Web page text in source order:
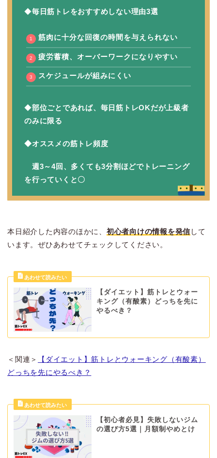
◆毎日筋トレをおすすめしない理由3選
筋肉に十分な回復の時間を与えられない
疲労蓄積、オーバーワークになりやすい
スケジュールが組みにくい
◆部位ごとであれば、毎日筋トレOKだが上級者
のみに限る
◆オススメの筋トレ頻度
週3～4回、多くても3分割ほどでトレーニング
を行っていくと〇
本日紹介した内容のほかに、 初心者向けの情報を発信して
います。ぜひあわせてチェックしてください。
【ダイエット】筋トレとウォー
キング（有酸素）どっちを先に
やるべき？
＜関連＞
【ダイエット】筋トレとウォーキング（有酸素）
どっちを先にやるべき？
【初心者必見】失敗しないジム
の選び方5選｜月額制やめとけ